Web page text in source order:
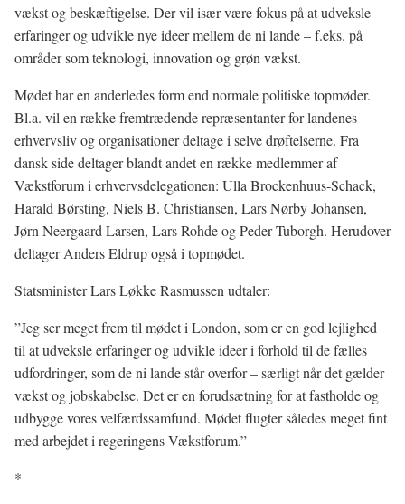
vækst og beskæftigelse. Der vil især være fokus på at udveksle
erfaringer og udvikle nye ideer mellem de ni lande – f.eks. på
områder som teknologi, innovation og grøn vækst.
Mødet har en anderledes form end normale politiske topmøder.
Bl.a. vil en række fremtrædende repræsentanter for landenes
erhvervsliv og organisationer deltage i selve drøftelserne. Fra
dansk side deltager blandt andet en række medlemmer af
Vækstforum i erhvervsdelegationen: Ulla Brockenhuus-Schack,
Harald Børsting, Niels B. Christiansen, Lars Nørby Johansen,
Jørn Neergaard Larsen, Lars Rohde og Peder Tuborgh. Herudover
deltager Anders Eldrup også i topmødet.
Statsminister Lars Løkke Rasmussen udtaler:
”Jeg ser meget frem til mødet i London, som er en god lejlighed
til at udveksle erfaringer og udvikle ideer i forhold til de fælles
udfordringer, som de ni lande står overfor – særligt når det gælder
vækst og jobskabelse. Det er en forudsætning for at fastholde og
udbygge vores velfærdssamfund. Mødet flugter således meget fint
med arbejdet i regeringens Vækstforum.”
*